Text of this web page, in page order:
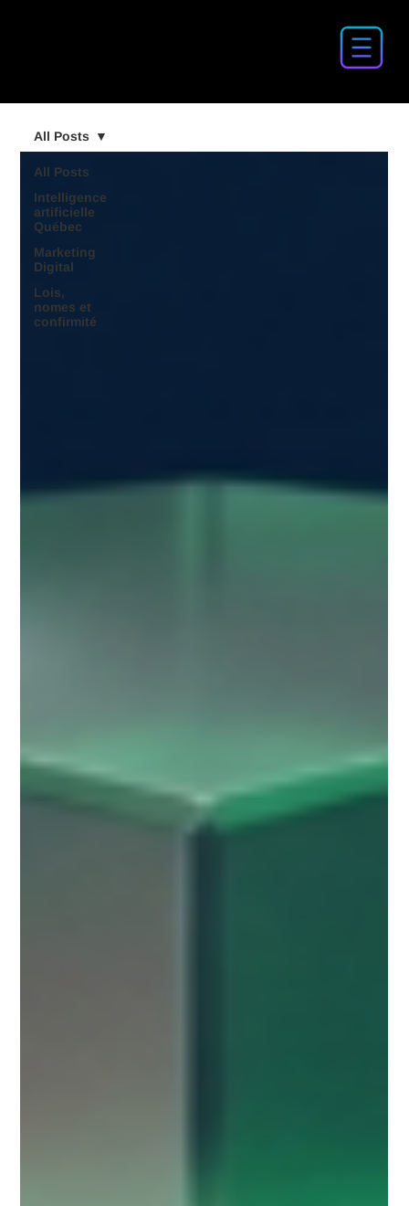
All Posts
Intelligence
artificielle
Québec
Marketing
Digital
Lois,
nomes et
confirmité
All Posts